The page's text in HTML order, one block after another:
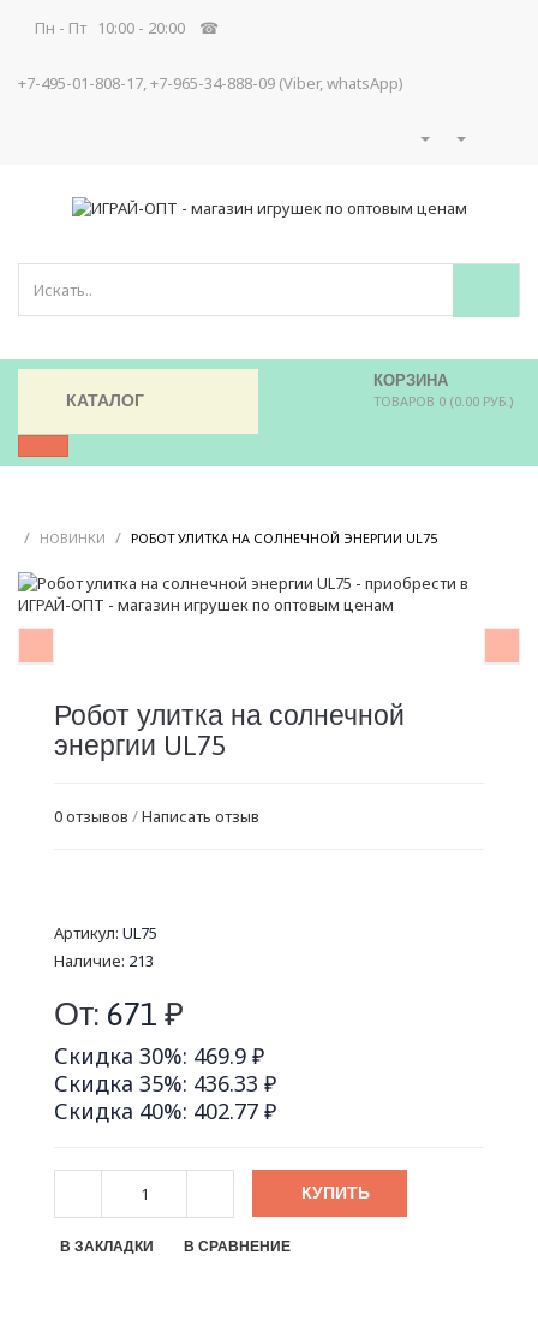
Пн - Пт 10:00 - 20:00 ☎
+7-495-01-808-17, +7-965-34-888-09 (Viber, whatsApp)
КОРЗИНА
ТОВАРОВ 0 (0.00 РУБ.)
КАТАЛОГ
/ НОВИНКИ / РОБОТ УЛИТКА НА СОЛНЕЧНОЙ ЭНЕРГИИ UL75
Робот улитка на солнечной
энергии UL75
0 отзывов /Написать отзыв
Артикул: UL75
Наличие: 213
От: 671 ₽
Скидка 30%: 469.9 ₽
Скидка 35%: 436.33 ₽
Скидка 40%: 402.77 ₽
КУПИТЬ
В ЗАКЛАДКИ В СРАВНЕНИЕ